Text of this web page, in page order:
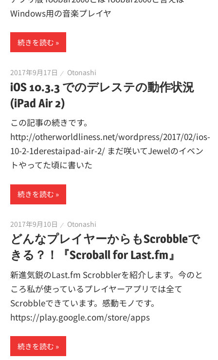
Windows用の音楽プレイヤ
続きを読む
2017年9月17日 Otonashi
iOS 10.3.3 でのデレステの動作状況
(iPad Air 2)
この記事の続きです。
http://otherworldliness.net/wordpress/2017/02/ios-
10-2-1derestaipad-air-2/ まだ咲いてJewelのイベン
トやってた頃に書いた
続きを読む
2017年9月10日 Otonashi
どんなプレイヤーからもScrobbleで
きる？！『Scroball for Last.fm』
新進気鋭のLast.fm Scrobblerを紹介します。今のと
ころ私が使っているプレイヤーアプリでは全て
Scrobbleできています。感動モノです。
https://play.google.com/store/apps
続きを読む